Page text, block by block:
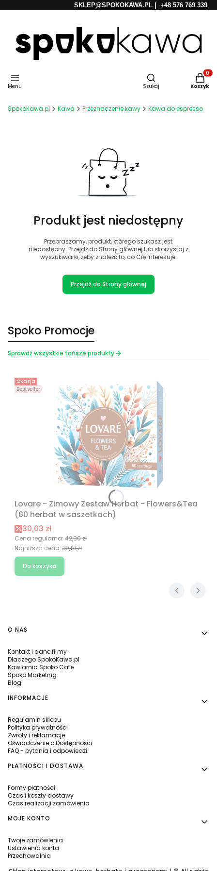
SKLEP@SPOKOKAWA.PL +48 576 769 339
Menu
Otwórz wyszukiwarkę
Szukaj Koszyk
SpokoKawa.pl Kawa Przeznaczenie kawy Kawa do espresso
Produkt jest niedostępny
Przepraszamy, produkt, którego szukasz jest
niedostępny. Przejdź do Strony głównej lub skorzystaj z
wyszukiwarki, żeby znaleźć to, co Cię interesuje.
Przejdź do Strony głównej
Spoko Promocje
Sprawdź wszystkie tańsze produkty
Okazja
Bestseller
Lovare - Zimowy Zestaw Herbat - Flowers&Tea
(60 herbat w saszetkach)
Cena promocyjna
30,03 zł
Cena regularna: 42,90 zł
Najniższa cena: 32,18 zł
Do koszyka
Linki w stopce
O NAS
Kontakt i dane firmy
Dlaczego SpokoKawa.pl
Kawiarnia Spoko Cafe
Spoko Marketing
Blog
INFORMACJE
Regulamin sklepu
Polityka prywatności
Zwroty i reklamacje
Oświadczenie o Dostępności
FAQ - pytania i odpowiedzi
PŁATNOŚCI I DOSTAWA
Formy płatności
Czas i koszty dostawy
Czas realizacji zamówienia
MOJE KONTO
Twoje zamówienia
Ustawienia konta
Przechowalnia